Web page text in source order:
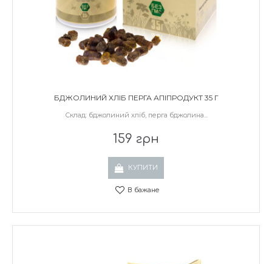
БДЖОЛИНИЙ ХЛІБ ПЕРГА АПІПРОДУКТ 35 Г
Склад: бджолиний хліб, перга бджолина...
159 грн
КУПИТИ
В бажане